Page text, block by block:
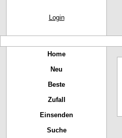
Login
Home
Neu
Beste
Zufall
Einsenden
Suche